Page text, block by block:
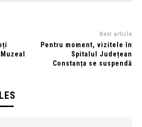
Next article
Pentru moment, vizitele în
Spitalul Județean
Constanța se suspendă